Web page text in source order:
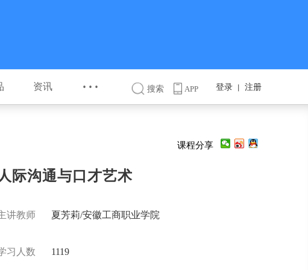
资讯 ··· 搜索 APP 登录 注册
课程分享
人际沟通与口才艺术
讲教师 夏芳莉/安徽工商职业学院
习人数 1119